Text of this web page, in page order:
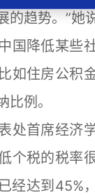
趋势。”她说
降低某些
如住房公积
比例。
首席经济
个税的税率
经达到45%